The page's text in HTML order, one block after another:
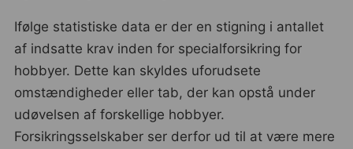
Ifølge statistiske data er der en stigning i antallet
af indsatte krav inden for specialforsikring for
hobbyer. Dette kan skyldes uforudsete
omstændigheder eller tab, der kan opstå under
udøvelsen af forskellige hobbyer.
Forsikringsselskaber ser derfor ud til at være mere